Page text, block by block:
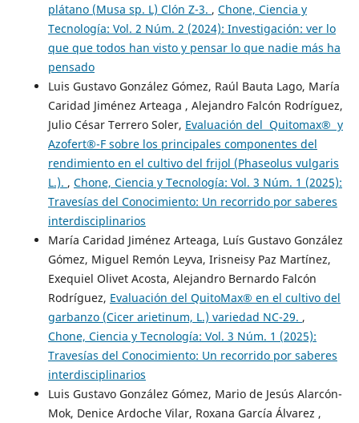
plátano (Musa sp. L) Clón Z-3. , Chone, Ciencia y
Tecnología: Vol. 2 Núm. 2 (2024): Investigación: ver lo
que que todos han visto y pensar lo que nadie más ha
pensado
Luis Gustavo González Gómez, Raúl Bauta Lago, María
Caridad Jiménez Arteaga , Alejandro Falcón Rodríguez,
Julio César Terrero Soler, Evaluación del Quitomax® y
Azofert®-F sobre los principales componentes del
rendimiento en el cultivo del frijol (Phaseolus vulgaris
L.). , Chone, Ciencia y Tecnología: Vol. 3 Núm. 1 (2025):
Travesías del Conocimiento: Un recorrido por saberes
interdisciplinarios
María Caridad Jiménez Arteaga, Luís Gustavo González
Gómez, Miguel Remón Leyva, Irisneisy Paz Martínez,
Exequiel Olivet Acosta, Alejandro Bernardo Falcón
Rodríguez, Evaluación del QuitoMax® en el cultivo del
garbanzo (Cicer arietinum, L.) variedad NC-29. ,
Chone, Ciencia y Tecnología: Vol. 3 Núm. 1 (2025):
Travesías del Conocimiento: Un recorrido por saberes
interdisciplinarios
Luis Gustavo González Gómez, Mario de Jesús Alarcón-
Mok, Denice Ardoche Vilar, Roxana García Álvarez ,